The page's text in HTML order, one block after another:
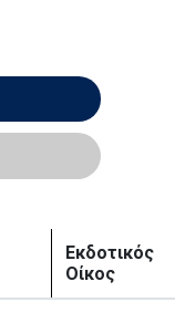
Εκδοτικός
Οίκος